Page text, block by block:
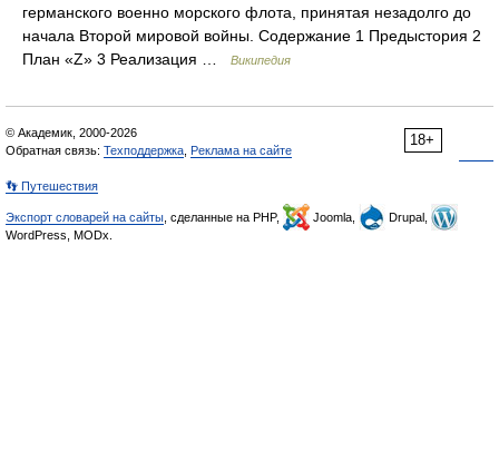
германского военно морского флота, принятая незадолго до
начала Второй мировой войны. Содержание 1 Предыстория 2
План «Z» 3 Реализация …
Википедия
18+
© Академик, 2000-2026
Обратная связь: Техподдержка Реклама на сайте
👣 Путешествия
Экспорт словарей на сайты , сделанные на PHP, Joomla,
Drupal,
WordPress, MODx.